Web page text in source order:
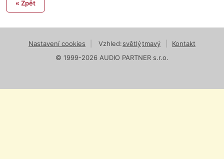
« Zpět
Nastavení cookies Vzhled:světlýtmavý
Kontakt
© 1999-2026 AUDIO PARTNER s.r.o.